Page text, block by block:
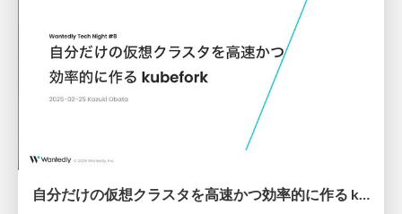
自分だけの仮想クラスタを高速かつ効率的に作る kubefork